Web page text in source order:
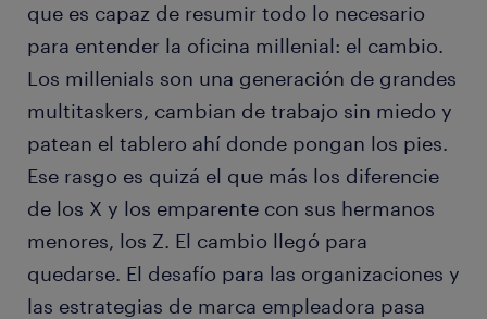
que es capaz de resumir todo lo necesario
para entender la oficina millenial: el cambio.
Los millenials son una generación de grandes
multitaskers, cambian de trabajo sin miedo y
patean el tablero ahí donde pongan los pies.
Ese rasgo es quizá el que más los diferencie
de los X y los emparente con sus hermanos
menores, los Z. El cambio llegó para
quedarse. El desafío para las organizaciones y
las estrategias de marca empleadora pasa